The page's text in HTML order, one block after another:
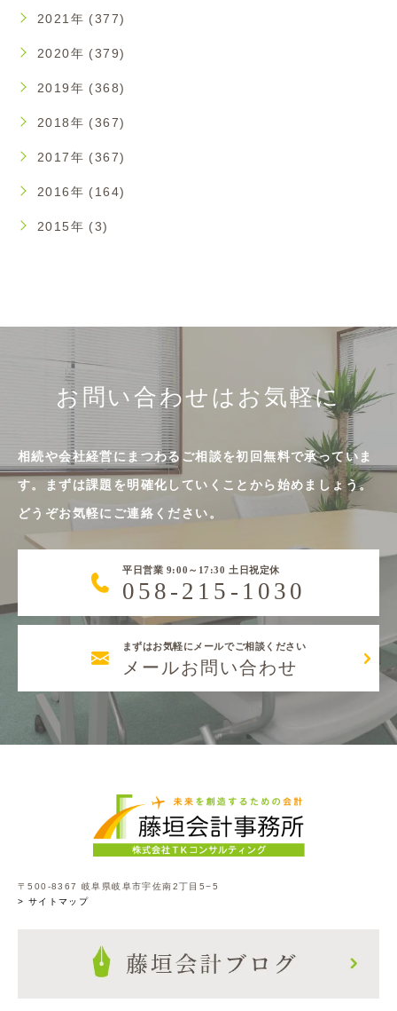
2021年 (377)
2020年 (379)
2019年 (368)
2018年 (367)
2017年 (367)
2016年 (164)
2015年 (3)
お問い合わせはお気軽に
相続や会社経営にまつわるご相談を初回無料で承っていま
す。まずは課題を明確化していくことから始めましょう。
どうぞお気軽にご連絡ください。
平日営業 9:00～17:30 土日祝定休
058-215-1030
まずはお気軽にメールでご相談ください
メールお問い合わせ
〒500-8367 岐阜県岐阜市宇佐南2丁目5−5
> サイトマップ